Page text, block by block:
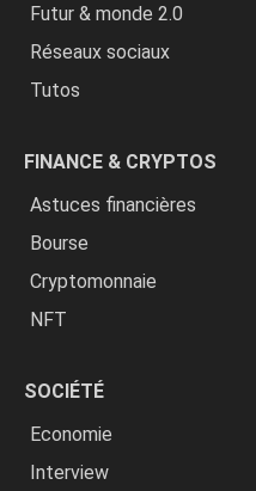
Futur & monde 2.0
Réseaux sociaux
Tutos
FINANCE & CRYPTOS
Astuces financières
Bourse
Cryptomonnaie
NFT
SOCIÉTÉ
Economie
Interview